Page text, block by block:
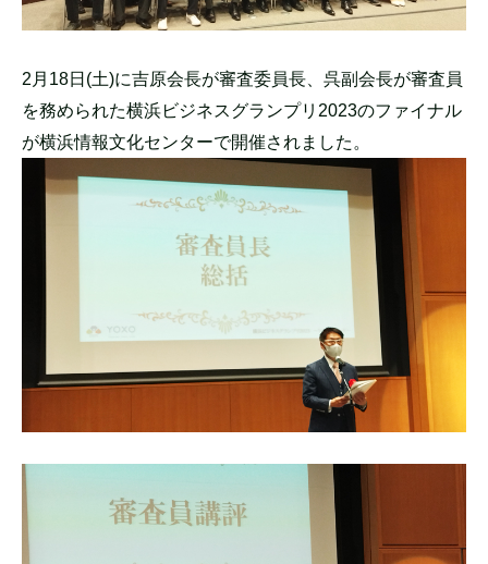
2月18日(土)に吉原会長が審査委員長、呉副会長が審査員
を務められた横浜ビジネスグランプリ2023のファイナル
が横浜情報文化センターで開催されました。